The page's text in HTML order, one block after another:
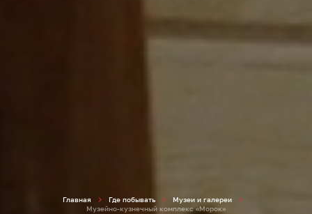
Главная Где побывать
Музеи и галереи
Музейно-кузнечный комплекс «Морок»